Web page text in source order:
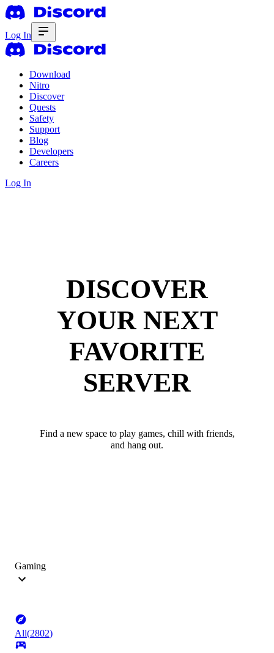
Log In
Download
Nitro
Discover
Quests
Safety
Support
Blog
Developers
Careers
Log In
DISCOVER
YOUR NEXT
FAVORITE
SERVER
Find a new space to play games, chill with friends,
and hang out.
Gaming
All(2802)